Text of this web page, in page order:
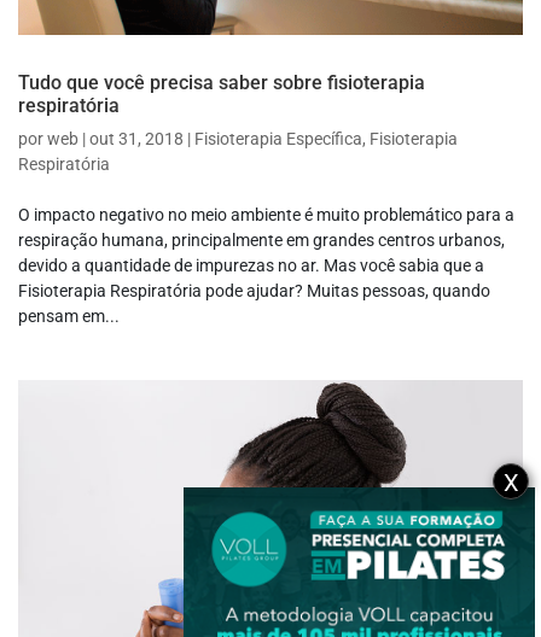
Tudo que você precisa saber sobre fisioterapia
respiratória
porweb |out 31, 2018 | Fisioterapia Específica, Fisioterapia
Respiratória
O impacto negativo no meio ambiente é muito problemático para a
respiração humana, principalmente em grandes centros urbanos,
devido a quantidade de impurezas no ar. Mas você sabia que a
Fisioterapia Respiratória pode ajudar? Muitas pessoas, quando
pensam em...
X